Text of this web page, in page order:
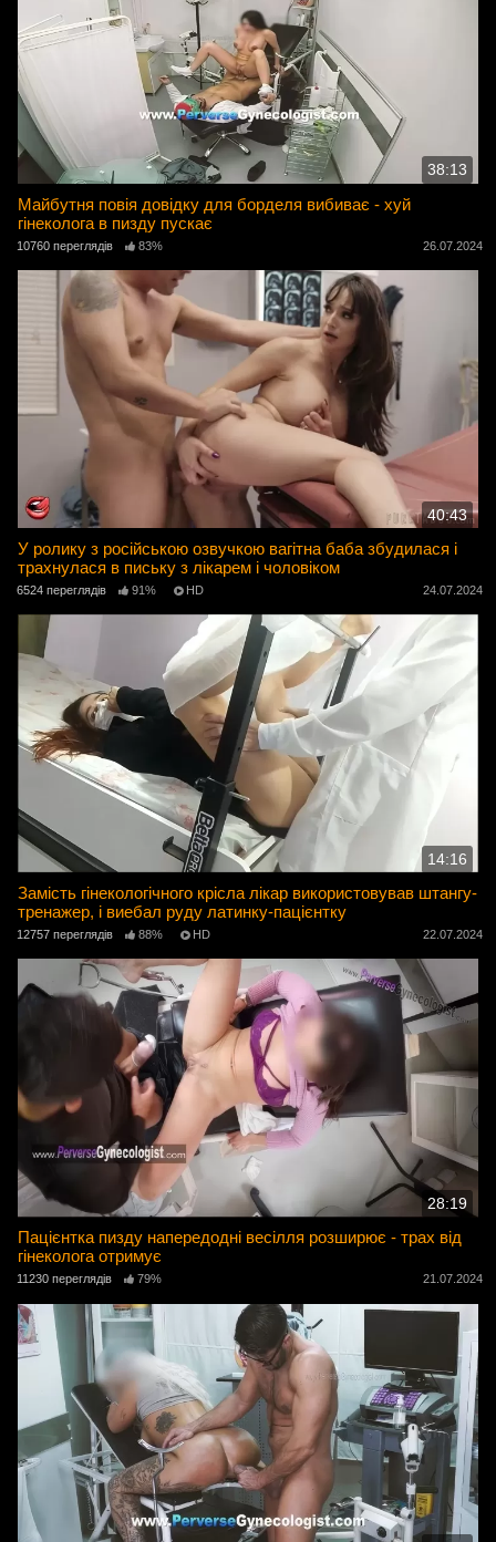
38:13
Майбутня повія довідку для борделя вибиває - хуй
гінеколога в пизду пускає
10760 переглядів 83% 26.07.2024
40:43
У ролику з російською озвучкою вагітна баба збудилася і
трахнулася в письку з лікарем і чоловіком
6524 переглядів 91% HD 24.07.2024
14:16
Замість гінекологічного крісла лікар використовував штангу-
тренажер, і виебал руду латинку-пацієнтку
12757 переглядів 88% HD 22.07.2024
28:19
Пацієнтка пизду напередодні весілля розширює - трах від
гінеколога отримує
11230 переглядів 79% 21.07.2024